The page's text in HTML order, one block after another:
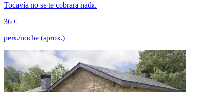
Todavía no se te cobrará nada.
36 €
pers./noche (aprox.)